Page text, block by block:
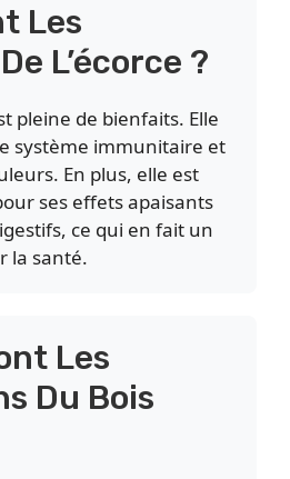
Les
L’écorce ?
pleine de bienfaits. Elle
système immunitaire et
En plus, elle est
ses effets apaisants
ce qui en fait un
la santé.
Les
Du Bois